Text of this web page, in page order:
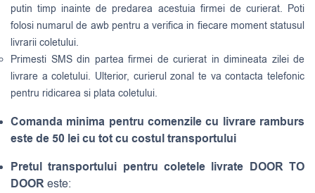
putin timp inainte de predarea acestuia firmei de curierat. Poti
folosi numarul de awb pentru a verifica in fiecare moment statusul
livrarii coletului.
Primesti SMS din partea firmei de curierat in dimineata zilei de
livrare a coletului. Ulterior, curierul zonal te va contacta telefonic
pentru ridicarea si plata coletului.
Comanda minima pentru comenzile cu livrare ramburs
este de 50 lei cu tot cu costul transportului
Pretul transportului pentru coletele livrate DOOR TO
DOOReste: